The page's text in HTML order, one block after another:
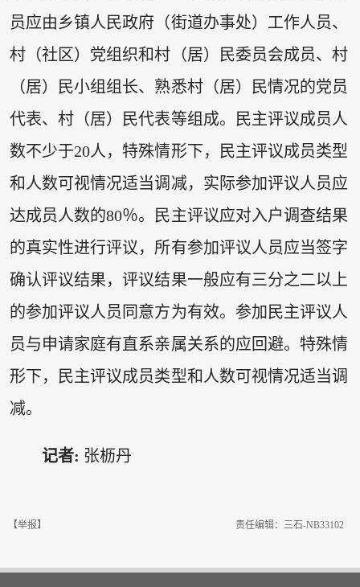
员应由乡镇人民政府（街道办事处）工作人员、
村（社区）党组织和村（居）民委员会成员、村
（居）民小组组长、熟悉村（居）民情况的党员
代表、村（居）民代表等组成。民主评议成员人
数不少于20人，特殊情形下，民主评议成员类型
和人数可视情况适当调减，实际参加评议人员应
达成员人数的80％。民主评议应对入户调查结果
的真实性进行评议，所有参加评议人员应当签字
确认评议结果，评议结果一般应有三分之二以上
的参加评议人员同意方为有效。参加民主评议人
员与申请家庭有直系亲属关系的应回避。特殊情
形下，民主评议成员类型和人数可视情况适当调
减。
记者: 张枥丹
【举报】 责任编辑：三石-NB33102